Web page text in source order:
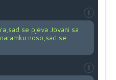
se pjeva Jovani sa
noso,sad se